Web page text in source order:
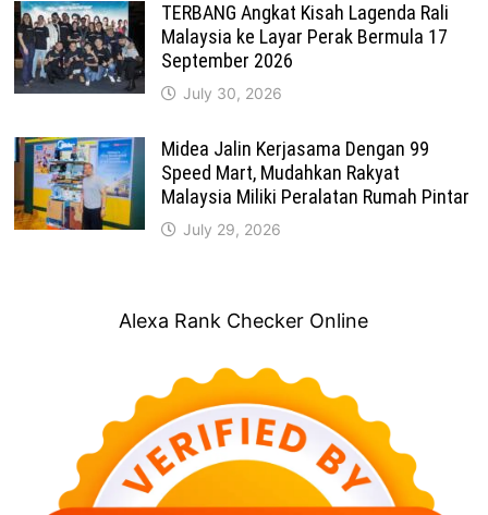
TERBANG Angkat Kisah Lagenda Rali
Malaysia ke Layar Perak Bermula 17
September 2026
July 30, 2026
Midea Jalin Kerjasama Dengan 99
Speed Mart, Mudahkan Rakyat
Malaysia Miliki Peralatan Rumah Pintar
July 29, 2026
Alexa Rank Checker Online